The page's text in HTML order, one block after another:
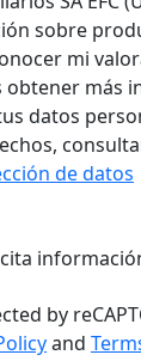
sobre
mi
obtener más
datos
de datos
by
and